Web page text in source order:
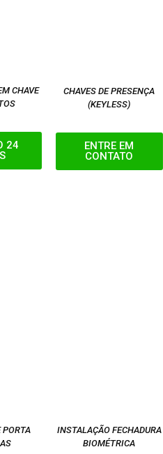
CHAVE
24
CHAVES DE PRESENÇA
(KEYLESS)
ENTRE EM
CONTATO
PORTA
INSTALAÇÃO FECHADURA
BIOMÉTRICA